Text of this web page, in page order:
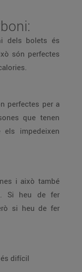
dels bolets és
són perfectes
perfectes per a
que tenen
els impedeixen
i això també
Si heu de fer
si heu de fer
difícil